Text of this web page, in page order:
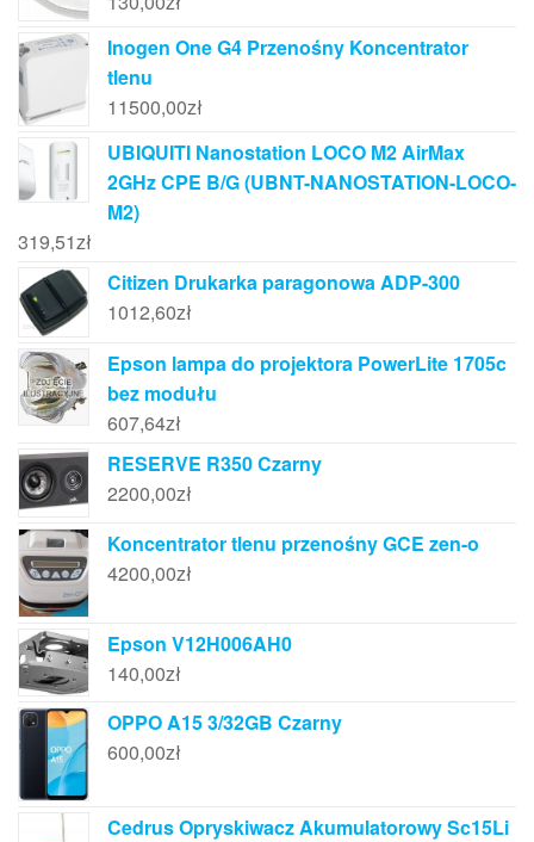
Inogen One G4 Przenośny Koncentrator
tlenu
11500,00zł
UBIQUITI Nanostation LOCO M2 AirMax
2GHz CPE B/G (UBNT-NANOSTATION-LOCO-
M2)
319,51zł
Citizen Drukarka paragonowa ADP-300
1012,60zł
Epson lampa do projektora PowerLite 1705c
bez modułu
607,64zł
RESERVE R350 Czarny
2200,00zł
Koncentrator tlenu przenośny GCE zen-o
4200,00zł
Epson V12H006AH0
140,00zł
OPPO A15 3/32GB Czarny
600,00zł
Cedrus Opryskiwacz Akumulatorowy Sc15Li